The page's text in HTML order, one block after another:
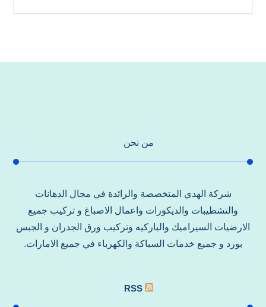
من نحن
شركة الهدي المتخصصة والرائدة في مجال الدهانات
والتشطيبات والديكورات واعمال الاصباغ و تركيب جميع
الارضيات السيراميك والباركيه وتركيب ورق الجدران و الجبس
بورد و جميع خدمات السباكة والكهرباء في جميع الامارات.
RSS